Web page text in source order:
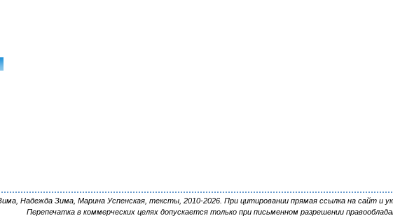
Надежда Зима, Марина Успенская, тексты, 2010-2026. При цитировании прямая ссылка на сайт и
Перепечатка в коммерческих целях допускается только при письменном разрешении